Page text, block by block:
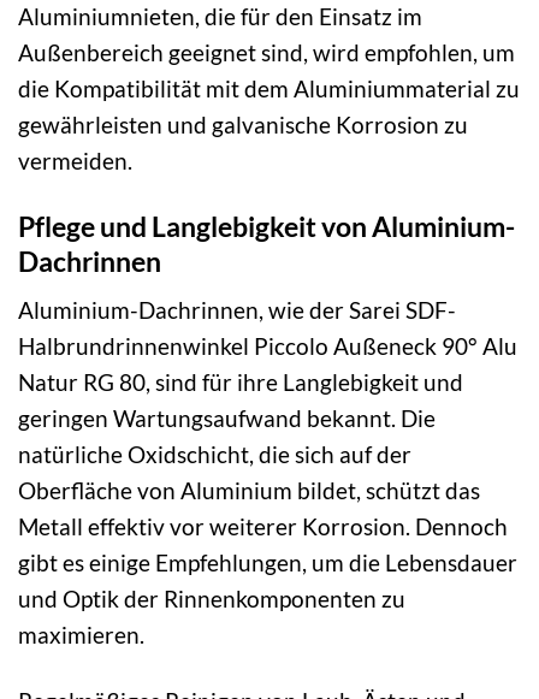
Aluminiumnieten, die für den Einsatz im
Außenbereich geeignet sind, wird empfohlen, um
die Kompatibilität mit dem Aluminiummaterial zu
gewährleisten und galvanische Korrosion zu
vermeiden.
Pflege und Langlebigkeit von Aluminium-
Dachrinnen
Aluminium-Dachrinnen, wie der Sarei SDF-
Halbrundrinnenwinkel Piccolo Außeneck 90° Alu
Natur RG 80, sind für ihre Langlebigkeit und
geringen Wartungsaufwand bekannt. Die
natürliche Oxidschicht, die sich auf der
Oberfläche von Aluminium bildet, schützt das
Metall effektiv vor weiterer Korrosion. Dennoch
gibt es einige Empfehlungen, um die Lebensdauer
und Optik der Rinnenkomponenten zu
maximieren.